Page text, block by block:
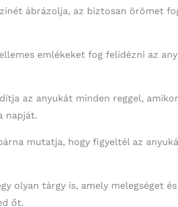
ábrázolja, az biztosan örömet
emlékeket fog felidézni az
az anyukát minden reggel,
napját.
mutatja, hogy figyeltél az
olyan tárgy is, amely melegséget
őt.